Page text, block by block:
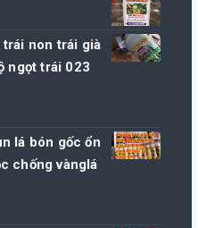
non trái già
ngọt trái 023
lá bón gốc ổn
chống vànglá